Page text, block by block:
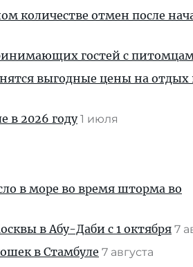
количестве отмен после
гостей с
выгодные цены на отдых
в 2026 году 1 июля
в море во время шторма во
в Абу-Даби с 1 октября 7
в Стамбуле 7 августа